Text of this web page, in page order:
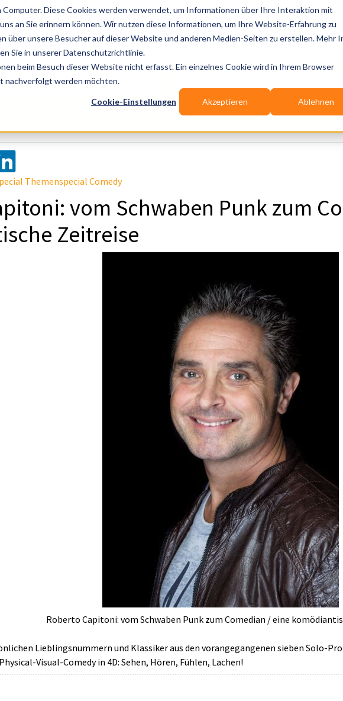
Diese Cookies werden verwendet, um Informationen über Ihre Interaktion mit
an Sie erinnern können. Wir nutzen diese Informationen, um Ihre Website-Erfahrung zu
über unsere Besucher auf dieser Website und anderen Medien-Seiten zu erstellen. Mehr
Sie in unserer Datenschutzrichtlinie.
beim Besuch dieser Website nicht erfasst. Ein einzelnes Cookie wird in Ihrem Browser
nachverfolgt werden möchten.
Cookie-Einstellungen Akzeptieren Ablehnen
Themenspecial Comedy
vom Schwaben Punk zum
Zeitreise
Roberto Capitoni: vom Schwaben Punk zum Comedian / eine
Lieblingsnummern und Klassiker aus den vorangegangenen sieben Solo-
Visual-Comedy in 4D: Sehen, Hören, Fühlen, Lachen!
Publikationen Branchen-Infos Services
Wir suchen für Dich